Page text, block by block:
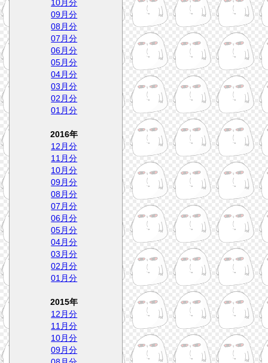
10月分
09月分
08月分
07月分
06月分
05月分
04月分
03月分
02月分
01月分
2016年
12月分
11月分
10月分
09月分
08月分
07月分
06月分
05月分
04月分
03月分
02月分
01月分
2015年
12月分
11月分
10月分
09月分